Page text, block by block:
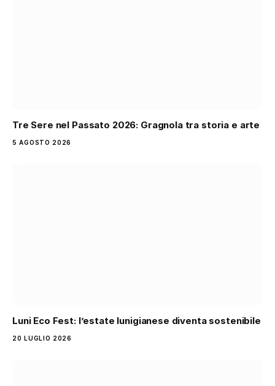
Tre Sere nel Passato 2026: Gragnola tra storia e arte
5 AGOSTO 2026
Luni Eco Fest: l’estate lunigianese diventa sostenibile
20 LUGLIO 2026